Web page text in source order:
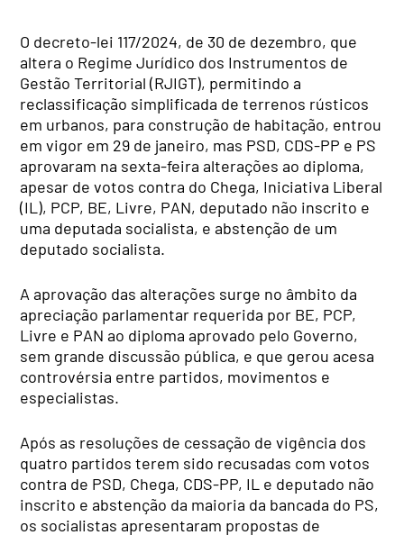
O decreto-lei 117/2024, de 30 de dezembro, que
altera o Regime Jurídico dos Instrumentos de
Gestão Territorial (RJIGT), permitindo a
reclassificação simplificada de terrenos rústicos
em urbanos, para construção de habitação, entrou
em vigor em 29 de janeiro, mas PSD, CDS-PP e PS
aprovaram na sexta-feira alterações ao diploma,
apesar de votos contra do Chega, Iniciativa Liberal
(IL), PCP, BE, Livre, PAN, deputado não inscrito e
uma deputada socialista, e abstenção de um
deputado socialista.
A aprovação das alterações surge no âmbito da
apreciação parlamentar requerida por BE, PCP,
Livre e PAN ao diploma aprovado pelo Governo,
sem grande discussão pública, e que gerou acesa
controvérsia entre partidos, movimentos e
especialistas.
Após as resoluções de cessação de vigência dos
quatro partidos terem sido recusadas com votos
contra de PSD, Chega, CDS-PP, IL e deputado não
inscrito e abstenção da maioria da bancada do PS,
os socialistas apresentaram propostas de